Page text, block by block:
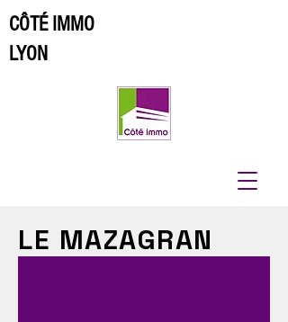
CÔTÉ IMMO
LYON
LE MAZAGRAN